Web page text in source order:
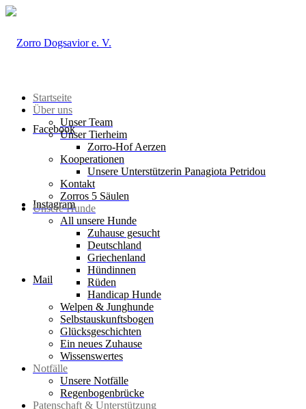
Facebook
Instagram
Mail
Startseite
Über uns
Unser Team
Unser Tierheim
Zorro-Hof Aerzen
Kooperationen
Unsere Unterstützerin Panagiota Petridou
Kontakt
Zorros 5 Säulen
Unsere Hunde
All unsere Hunde
Zuhause gesucht
Deutschland
Griechenland
Hündinnen
Rüden
Handicap Hunde
Welpen & Junghunde
Selbstauskunftsbogen
Glücksgeschichten
Ein neues Zuhause
Wissenswertes
Notfälle
Unsere Notfälle
Regenbogenbrücke
Patenschaft & Unterstützung